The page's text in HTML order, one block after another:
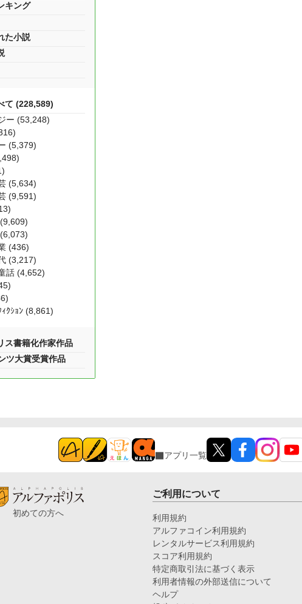
キング
た小説
て (228,589)
ー (53,248)
(5,379)
(5,634)
(9,591)
(436)
(3,217)
話 (4,652)
ｨｸｼｮﾝ (8,861)
ス書籍化作家作品
ツ大賞受賞作品
アプリ一覧
初めての方へ
ご利用について
利用規約
アルファコイン利用規約
レンタルサービス利用規約
スコア利用規約
特定商取引法に基づく表示
利用者情報の外部送信について
ヘルプ